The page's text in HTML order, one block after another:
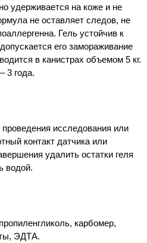
удерживается на коже и не
не оставляет следов, не
Гель устойчив к
его замораживание
в канистрах объемом 5 кг.
3 года.
исследования или
контакт датчика или
удалить остатки геля
водой.
карбомер,
ЭДТА.